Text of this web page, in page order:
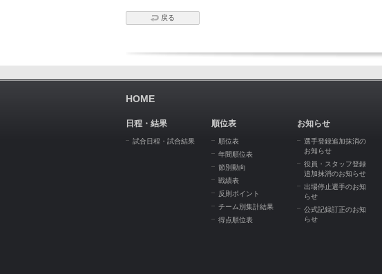
戻る
HOME
日程・結果
試合日程・試合結果
順位表
順位表
年間順位表
節別動向
戦績表
反則ポイント
チーム別集計結果
得点順位表
お知らせ
選手登録追加抹消の
お知らせ
役員・スタッフ登録
追加抹消のお知らせ
出場停止選手のお知
らせ
公式記録訂正のお知
らせ